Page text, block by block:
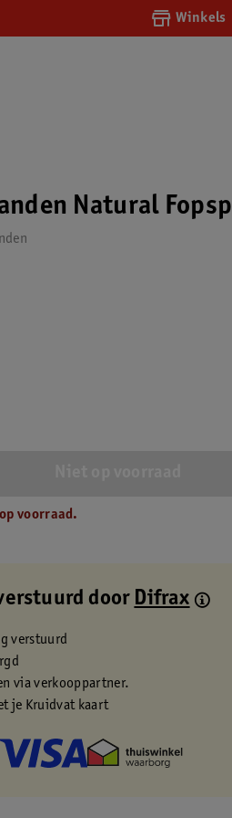
Winkels
Natural
voorraad.
door Difrax
verstuurd
via verkooppartner.
je Kruidvat kaart